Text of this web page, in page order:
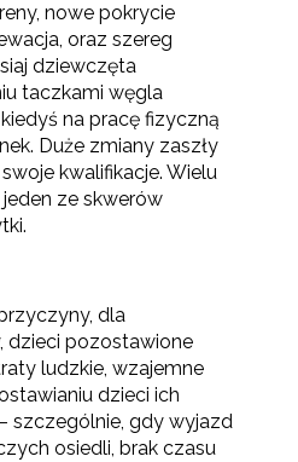
nowe pokrycie
oraz szereg
dziewczęta
taczkami węgla
na pracę fizyczną
Duże zmiany zaszły
kwalifikacje. Wielu
ze skwerów
dla
dzieci pozostawione
ludzkie, wzajemne
dzieci ich
szczególnie, gdy wyjazd
osiedli, brak czasu